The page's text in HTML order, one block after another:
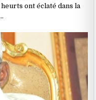
ont éclaté dans la